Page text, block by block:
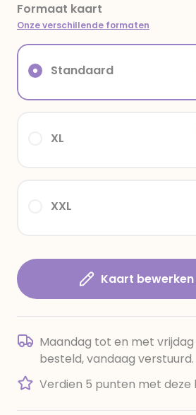
Formaat kaart
Onze verschillende formaten
XXL
XL
Standaard
Kaart bewerken
Maandag tot en met vrijdag
besteld, vandaag verstuurd.
Verdien 5 punten met deze